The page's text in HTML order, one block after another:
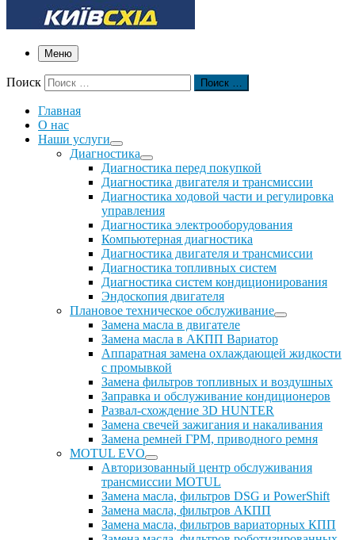
Меню
Поиск Поиск …
Главная
О нас
Наши услуги
Диагностика
Диагностика перед покупкой
Диагностика двигателя и трансмиссии
Диагностика ходовой части и регулировка
управления
Диагностика электрооборудования
Компьютерная диагностика
Диагностика двигателя и трансмиссии
Диагностика топливных систем
Диагностика систем кондиционирования
Эндоскопия двигателя
Плановое техническое обслуживание
Замена масла в двигателе
Замена масла в АКПП Вариатор
Аппаратная замена охлаждающей жидкости
с промывкой
Замена фильтров топливных и воздушных
Заправка и обслуживание кондиционеров
Развал-схождение 3D HUNTER
Замена свечей зажигания и накаливания
Замена ремней ГРМ, приводного ремня
MOTUL EVO
Авторизованный центр обслуживания
трансмиссии MOTUL
Замена масла, фильтров DSG и PowerShift
Замена масла, фильтров АКПП
Замена масла, фильтров вариаторных КПП